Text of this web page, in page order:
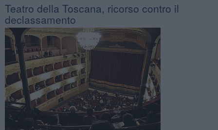
Teatro della Toscana, ricorso contro il
declassamento